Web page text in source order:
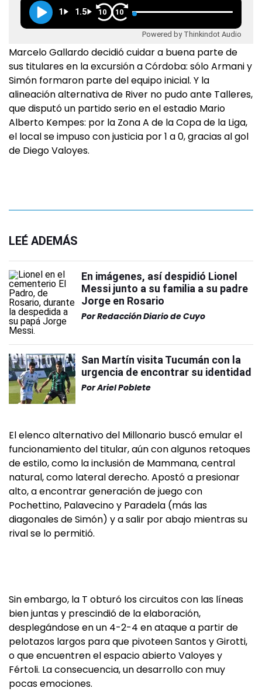
1 1.5 10 10
Powered by Thinkindot Audio
Marcelo Gallardo decidió cuidar a buena parte de
sus titulares en la excursión a Córdoba: sólo Armani y
Simón formaron parte del equipo inicial. Y la
alineación alternativa de River no pudo ante Talleres,
que disputó un partido serio en el estadio Mario
Alberto Kempes: por la Zona A de la Copa de la Liga,
el local se impuso con justicia por 1 a 0, gracias al gol
de Diego Valoyes.
LEÉ ADEMÁS
En imágenes, así despidió Lionel
Messi junto a su familia a su padre
Jorge en Rosario
PorRedacción Diario de Cuyo
San Martín visita Tucumán con la
urgencia de encontrar su identidad
PorAriel Poblete
El elenco alternativo del Millonario buscó emular el
funcionamiento del titular, aún con algunos retoques
de estilo, como la inclusión de Mammana, central
natural, como lateral derecho. Apostó a presionar
alto, a encontrar generación de juego con
Pochettino, Palavecino y Paradela (más las
diagonales de Simón) y a salir por abajo mientras su
rival se lo permitió.
Sin embargo, la T obturó los circuitos con las líneas
bien juntas y prescindió de la elaboración,
desplegándose en un 4-2-4 en ataque a partir de
pelotazos largos para que pivoteen Santos y Girotti,
o que encuentren el espacio abierto Valoyes y
Fértoli. La consecuencia, un desarrollo con muy
pocas emociones.